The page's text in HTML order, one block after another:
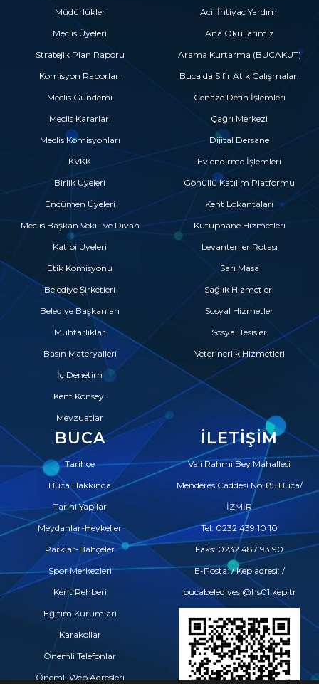
Müdürlükler
Meclis Üyeleri
Stratejik Plan Raporu
Komisyon Raporları
Meclis Gündemi
Meclis Kararları
Meclis Komisyonları
KVKK
Birlik Üyeleri
Encümen Üyeleri
Meclis Başkan Vekili ve Divan
Katibi Üyeleri
Etik Komisyonu
Belediye Şirketleri
Belediye Başkanları
Muhtarlıklar
Basın Materyalleri
İç Denetim
Kent Konseyi
Mevzuatlar
Acil İhtiyaç Yardımı
Ana Okullarımız
Arama Kurtarma (BUCAKUT)
Buca'da Sıfır Atık Çalışmaları
Cenaze Defin İşlemleri
Çağrı Merkezi
Dijital Dersane
Evlendirme İşlemleri
Gönüllü Katılım Platformu
Kent Lokantaları
Kütüphane Hizmetleri
Levantenler Rotası
Sarı Masa
Sağlık Hizmetleri
Sosyal Hizmetler
Sosyal Tesisler
Veterinerlik Hizmetleri
BUCA
Tarihçe
Buca Hakkında
Tarihi Yapılar
Meydanlar-Heykeller
Parklar-Bahçeler
Spor Merkezleri
Kent Rehberi
Eğitim Kurumları
Karakollar
Önemli Telefonlar
Önemli Web Adresleri
İLETIŞIM
Vali Rahmi Bey Mahallesi
Menderes Caddesi No: 85 Buca/
İZMİR
Tel: 0232 439 10 10
Faks: 0232 487 93 90
E-Posta: / Kep adresi: /
bucabelediyesi@hs01.kep.tr